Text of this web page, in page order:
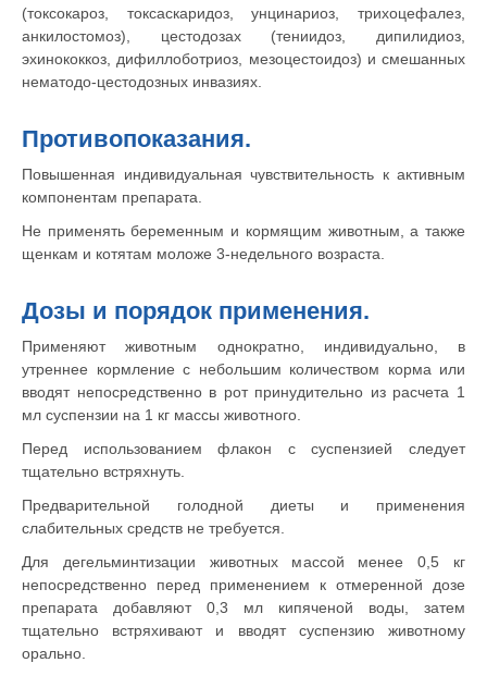
(токсокароз, токсаскаридоз, унцинариоз, трихоцефалез,
анкилостомоз), цестодозах (тениидоз, дипилидиоз,
эхинококкоз, дифиллоботриоз, мезоцестоидоз) и смешанных
нематодо-цестодозных инвазиях.
Противопоказания.
Повышенная индивидуальная чувствительность к активным
компонентам препарата.
Не применять беременным и кормящим животным, а также
щенкам и котятам моложе 3-недельного возраста.
Дозы и порядок применения.
Применяют животным однократно, индивидуально, в
утреннее кормление с небольшим количеством корма или
вводят непосредственно в рот принудительно из расчета 1
мл суспензии на 1 кг массы животного.
Перед использованием флакон с суспензией следует
тщательно встряхнуть.
Предварительной голодной диеты и применения
слабительных средств не требуется.
Для дегельминтизации животных массой менее 0,5 кг
непосредственно перед применением к отмеренной дозе
препарата добавляют 0,3 мл кипяченой воды, затем
тщательно встряхивают и вводят суспензию животному
орально.
© 2015—2026 ООО «Сытая Морда»
Хотите у нас работать?
Заполнить анкету